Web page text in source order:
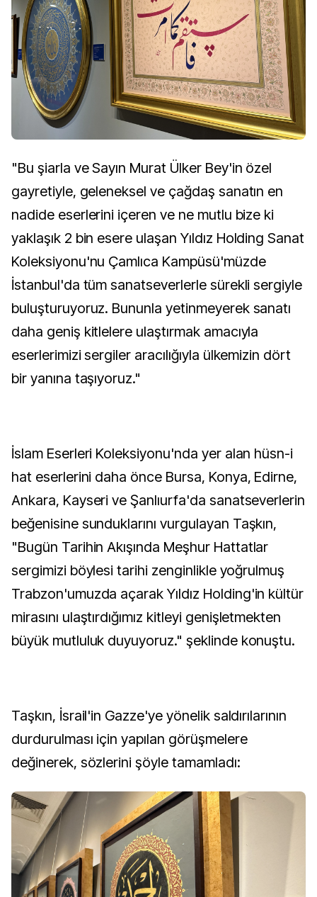
"Bu şiarla ve Sayın Murat Ülker Bey'in özel
gayretiyle, geleneksel ve çağdaş sanatın en
nadide eserlerini içeren ve ne mutlu bize ki
yaklaşık 2 bin esere ulaşan Yıldız Holding Sanat
Koleksiyonu'nu Çamlıca Kampüsü'müzde
İstanbul'da tüm sanatseverlerle sürekli sergiyle
buluşturuyoruz. Bununla yetinmeyerek sanatı
daha geniş kitlelere ulaştırmak amacıyla
eserlerimizi sergiler aracılığıyla ülkemizin dört
bir yanına taşıyoruz."
İslam Eserleri Koleksiyonu'nda yer alan hüsn-i
hat eserlerini daha önce Bursa, Konya, Edirne,
Ankara, Kayseri ve Şanlıurfa'da sanatseverlerin
beğenisine sunduklarını vurgulayan Taşkın,
"Bugün Tarihin Akışında Meşhur Hattatlar
sergimizi böylesi tarihi zenginlikle yoğrulmuş
Trabzon'umuzda açarak Yıldız Holding'in kültür
mirasını ulaştırdığımız kitleyi genişletmekten
büyük mutluluk duyuyoruz." şeklinde konuştu.
Taşkın, İsrail'in Gazze'ye yönelik saldırılarının
durdurulması için yapılan görüşmelere
değinerek, sözlerini şöyle tamamladı: